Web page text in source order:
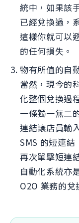
統中，如果該
已經兌換過，
這樣你就可以
的任何損失。
物有所值的自
當然，現今的
化整個兌換過
一條獨一無二
連結讓店員輸
SMS 的短連
再次單擊短連
自動化系統亦
O2O 業務的兌